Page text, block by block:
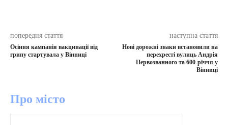
попередня стаття
Осіння кампанія вакцинації від
грипу стартувала у Вінниці
наступна стаття
Нові дорожні знаки встановили на
перехресті вулиць Андрія
Первозванного та 600-річчя у
Вінниці
Про місто